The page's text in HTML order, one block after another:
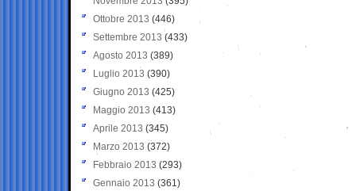
Ottobre 2013 (446)
Settembre 2013 (433)
Agosto 2013 (389)
Luglio 2013 (390)
Giugno 2013 (425)
Maggio 2013 (413)
Aprile 2013 (345)
Marzo 2013 (372)
Febbraio 2013 (293)
Gennaio 2013 (361)